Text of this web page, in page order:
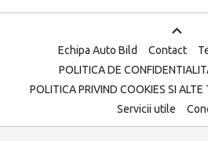
Echipa Auto Bild Contact
POLITICA DE
POLITICA PRIVIND COOKIES SI ALTE
Servicii utile